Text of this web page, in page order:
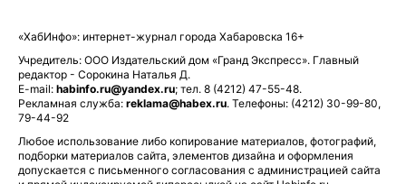
«ХабИнфо»: интернет-журнал города Хабаровска 16+
Учредитель: ООО Издательский дом «Гранд Экспресс». Главный
редактор - Сорокина Наталья Д.
E-mail: habinfo.ru@yandex.ru; тел. 8 (4212) 47-55-48.
Рекламная служба: reklama@habex.ru. Телефоны: (4212) 30-99-80,
79-44-92
Любое использование либо копирование материалов, фотографий,
подборки материалов сайта, элементов дизайна и оформления
допускается с письменного согласования с администрацией сайта